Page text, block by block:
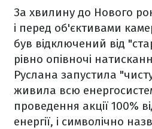
За хвилину до Нового
і перед об'єктивами
був відключений від
рівно опівночі
Руслана запустила
живила всю
проведення акції 100%
енергії, і символічно